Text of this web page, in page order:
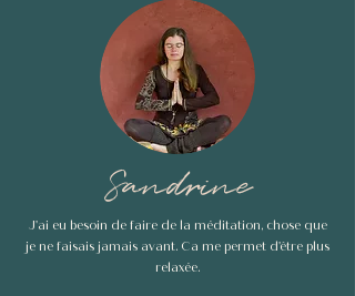
Sandrine
J'ai eu besoin de faire de la méditation, chose que
je ne faisais jamais avant. Ca me permet d'être plus
relaxée.